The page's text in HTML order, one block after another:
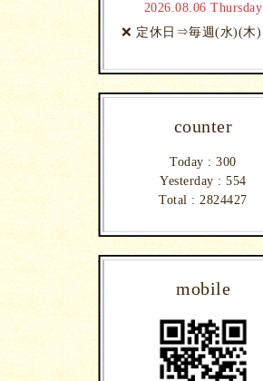
2026.08.06 Thursday
❌ 定休日⇒毎週(水)(木)
counter
Today :300
Yesterday :554
Total :2824427
mobile